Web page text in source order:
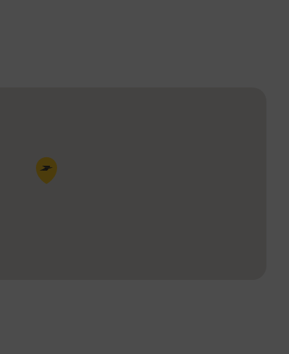
Pin de la carte